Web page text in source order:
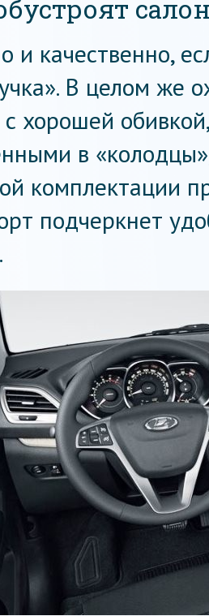
и качественно,
В целом же
с хорошей
в
комплектации
подчеркнет